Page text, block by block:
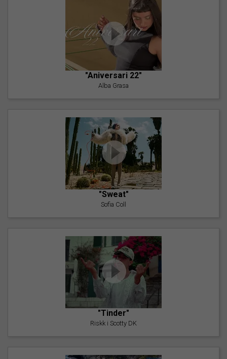
"Aniversari 22"
Alba Grasa
"Sweat"
Sofia Coll
"Tinder"
Riskk i Scotty DK